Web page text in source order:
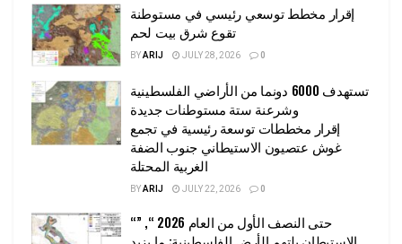
إقرار مخطط توسعي رئيسي في مستوطنة
تقوع شرق بيت لحم
BYARIJ JULY 28, 2026 0
تستهدف 6000 دونما من الأراضي الفلسطينية
وشرعنة ستة مستوطنات جديدة
إقرار مخططات توسعة رئيسية في تجمع
غوش عتصيون الاستيطاني جنوب الضفة
الغربية المحتلة
BYARIJ JULY 22, 2026 0
“حتى النصف الأول من العام 2026 “, ”